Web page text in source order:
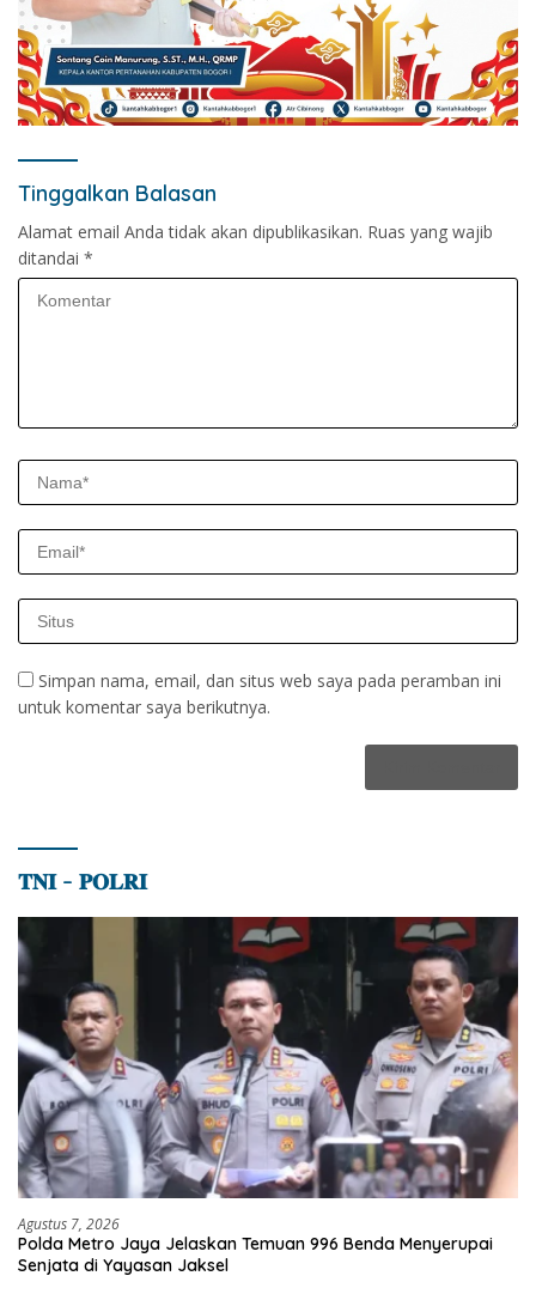
Tinggalkan Balasan
Alamat email Anda tidak akan dipublikasikan. Ruas yang wajib
ditandai *
Simpan nama, email, dan situs web saya pada peramban ini
untuk komentar saya berikutnya.
𝐓𝐍𝐈 – 𝐏𝐎𝐋𝐑𝐈
Agustus 7, 2026
Polda Metro Jaya Jelaskan Temuan 996 Benda Menyerupai
Senjata di Yayasan Jaksel